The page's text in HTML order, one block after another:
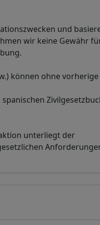
und
wir keine Gewähr
können ohne vorherige
unterliegt der